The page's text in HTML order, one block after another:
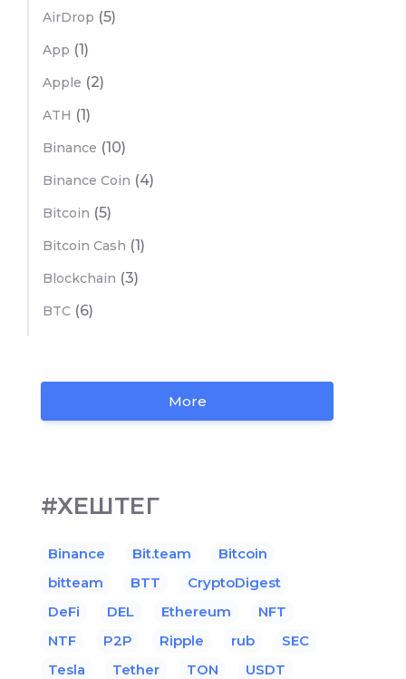
AirDrop (5)
App (1)
Apple (2)
ATH (1)
Binance (10)
Binance Coin (4)
Bitcoin (5)
Bitcoin Cash (1)
Blockchain (3)
BTC (6)
More
#ХЕШТЕГ
Binance Bit.team
Bitcoin
bitteam
BTT
CryptoDigest
DeFi
DEL Ethereum
NFT
NTF
P2P Ripple rub
SEC
Tesla
Tether TON
USDT